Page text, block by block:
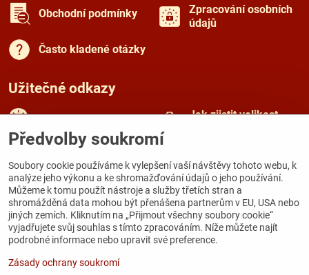
Obchodní podmínky
Zpracování osobních
údajů
Často kladené otázky
Užitečné odkazy
Rady a tipy
Jak zjistit velikost
Kamenná prodejna
Galerie Zámecká
Zámecká 167
284 03 Kutná Hora
Předvolby soukromí
Soubory cookie používáme k vylepšení vaší návštěvy tohoto webu, k
analýze jeho výkonu a ke shromažďování údajů o jeho používání.
Můžeme k tomu použít nástroje a služby třetích stran a
shromážděná data mohou být přenášena partnerům v EU, USA nebo
jiných zemích. Kliknutím na „Přijmout všechny soubory cookie“
vyjadřujete svůj souhlas s tímto zpracováním. Níže můžete najít
podrobné informace nebo upravit své preference.
Zásady ochrany soukromí